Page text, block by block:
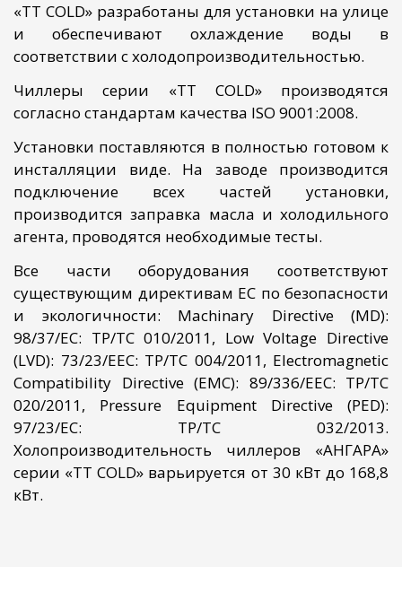
«TT COLD» разработаны для установки на улице
и обеспечивают охлаждение воды в
соответствии с холодопроизводительностью.
Чиллеры серии «TT COLD» производятся
согласно стандартам качества ISO 9001:2008.
Установки поставляются в полностью готовом к
инсталляции виде. На заводе производится
подключение всех частей установки,
производится заправка масла и холодильного
агента, проводятся необходимые тесты.
Все части оборудования соответствуют
существующим директивам ЕС по безопасности
и экологичности: Machinary Directive (MD):
98/37/EC: ТР/ТС 010/2011, Low Voltage Directive
(LVD): 73/23/EEC: ТР/ТС 004/2011, Electromagnetic
Compatibility Directive (EMC): 89/336/EEC: ТР/ТС
020/2011, Pressure Equipment Directive (PED):
97/23/EC: ТР/ТС 032/2013.
Холопроизводительность чиллеров «АНГАРА»
серии «TT COLD» варьируется от 30 кВт до 168,8
кВт.